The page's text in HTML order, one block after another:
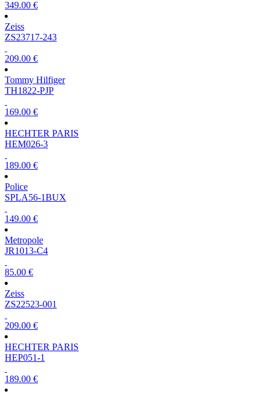
349.00 €
Zeiss
ZS23717-243
209.00 €
Tommy Hilfiger
TH1822-PJP
169.00 €
HECHTER PARIS
HEM026-3
189.00 €
Police
SPLA56-1BUX
149.00 €
Metropole
JR1013-C4
85.00 €
Zeiss
ZS22523-001
209.00 €
HECHTER PARIS
HEP051-1
189.00 €